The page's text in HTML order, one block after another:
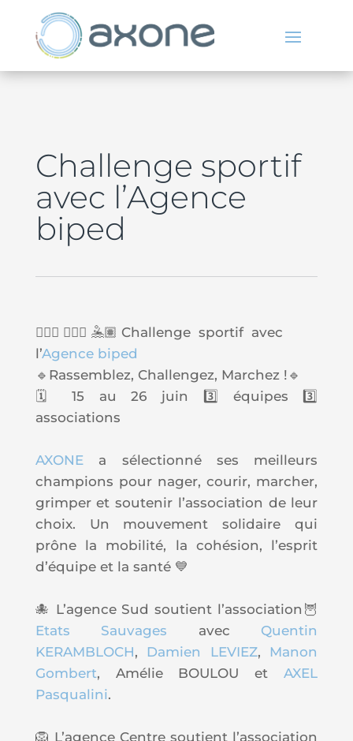
Challenge sportif
avec l’Agence
biped
🚴🏾‍♀️🏃🏽‍♀️🤽🏽Challenge sportif avec
l’Agence biped
🔹Rassemblez, Challengez, Marchez !🔹
🗓️ 15 au 26 juin 3️⃣ équipes 3️⃣
associations
AXONE
a sélectionné ses meilleurs
champions pour nager, courir, marcher,
grimper et soutenir l’association de leur
choix. Un mouvement solidaire qui
prône la
mobilité, la cohésion, l’esprit
d’équipe et la santé 💙
🐙 L’agence Sud soutient l’association🦉
Etats Sauvages
avec
Quentin
KERAMBLOCH, Damien LEVIEZ,
Manon
Gombert, Amélie BOULOU et
AXEL
Pasqualini.
🦁 L’agence Centre soutient l’association